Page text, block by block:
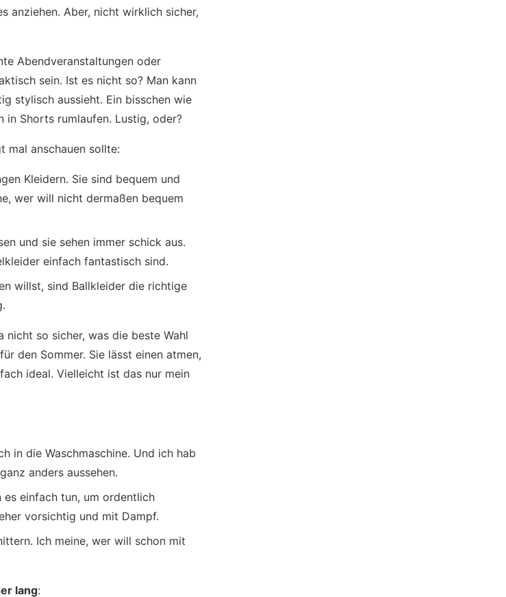
anziehen. Aber, nicht wirklich sicher,
Abendveranstaltungen oder
sein. Ist es nicht so? Man kann
stylisch aussieht. Ein bisschen wie
in Shorts rumlaufen. Lustig, oder?
mal anschauen sollte:
Kleidern. Sie sind bequem und
wer will nicht dermaßen bequem
und sie sehen immer schick aus.
einfach fantastisch sind.
willst, sind Ballkleider die richtige
so sicher, was die beste Wahl
den Sommer. Sie lässt einen atmen,
ideal. Vielleicht ist das nur mein
in die Waschmaschine. Und ich hab
anders aussehen.
es einfach tun, um ordentlich
vorsichtig und mit Dampf.
Ich meine, wer will schon mit
lang: